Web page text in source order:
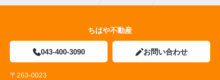
ちはや不動産
043-400-3090 お問い合わせ
〒263-0023